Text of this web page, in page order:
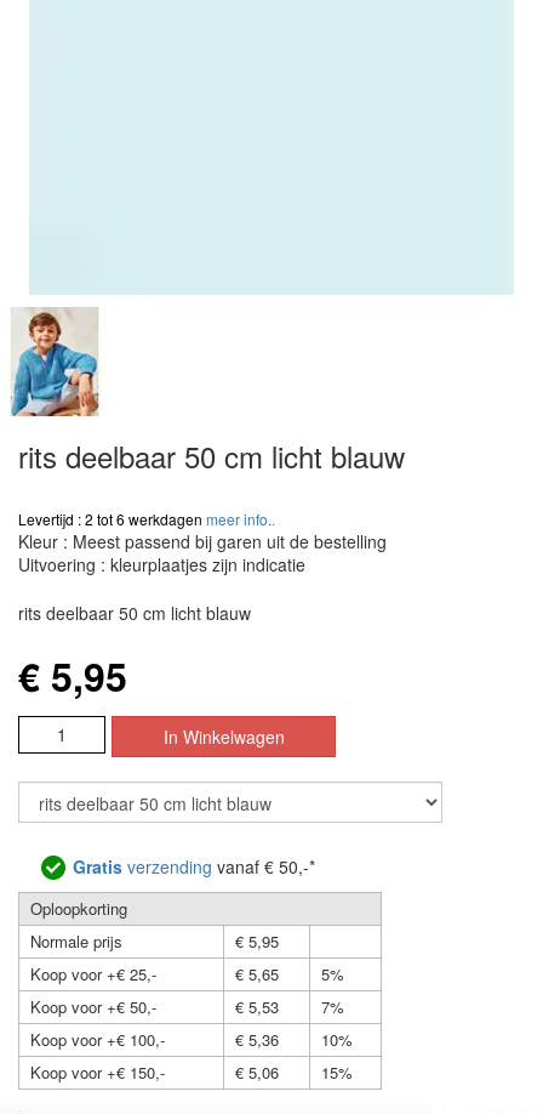
rits deelbaar 50 cm licht blauw
Levertijd : 2 tot 6 werkdagen meer info..
Kleur : Meest passend bij garen uit de bestelling
Uitvoering : kleurplaatjes zijn indicatie
rits deelbaar 50 cm licht blauw
€ 5,95
Gratis verzending vanaf € 50,-*
Oploopkorting
Normale prijs
€ 5,95
Koop voor +€ 25,-
€ 5,65
5%
Koop voor +€ 50,-
€ 5,53
7%
Koop voor +€ 100,-
€ 5,36
10%
Koop voor +€ 150,-
€ 5,06 15%